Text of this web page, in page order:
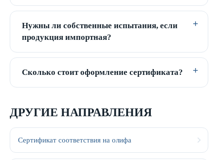
Нужны ли собственные испытания, если
продукция импортная?
Сколько стоит оформление сертификата?
ДРУГИЕ НАПРАВЛЕНИЯ
Сертификат соответствия на олифа